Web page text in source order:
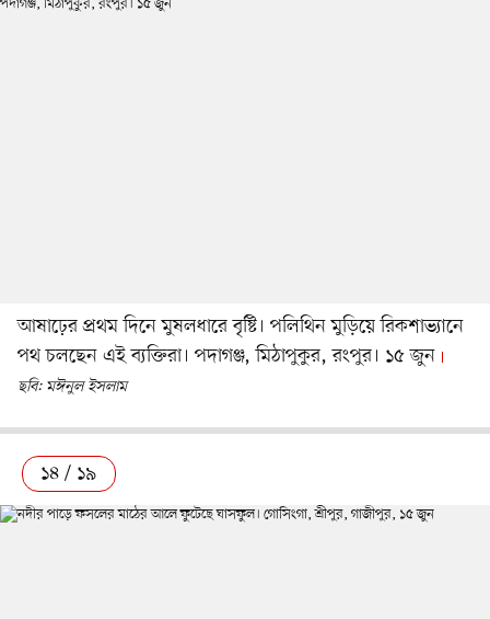
আষাঢ়ের প্রথম দিনে মুষলধারে বৃষ্টি। পলিথিন মুড়িয়ে রিকশাভ্যানে
পথ চলছেন এই ব্যক্তিরা। পদাগঞ্জ, মিঠাপুকুর, রংপুর। ১৫ জুন
ছবি: মঈনুল ইসলাম
১৪ / ১৯